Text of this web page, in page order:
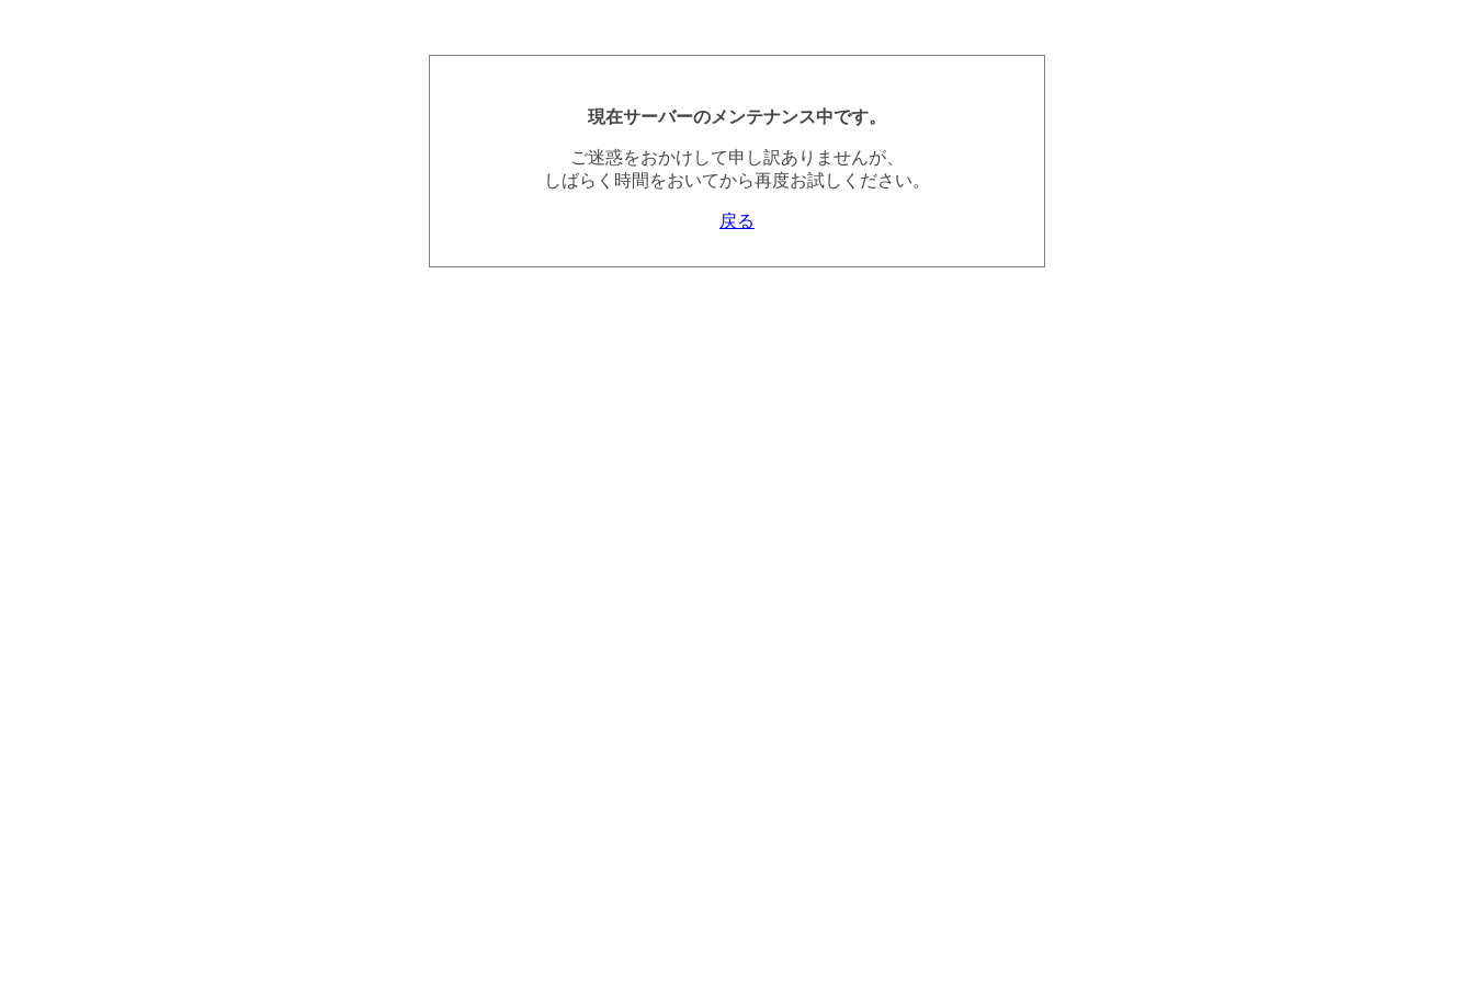
現在サーバーのメンテナンス中です。
ご迷惑をおかけして申し訳ありませんが、
しばらく時間をおいてから再度お試しください。
戻る